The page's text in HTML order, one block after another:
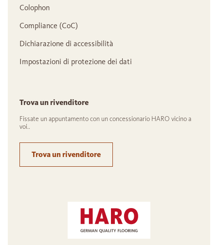
Colophon
Compliance (CoC)
Dichiarazione di accessibilità
Impostazioni di protezione dei dati
Trova un rivenditore
Fissate un appuntamento con un concessionario HARO vicino a
voi..
Trova un rivenditore